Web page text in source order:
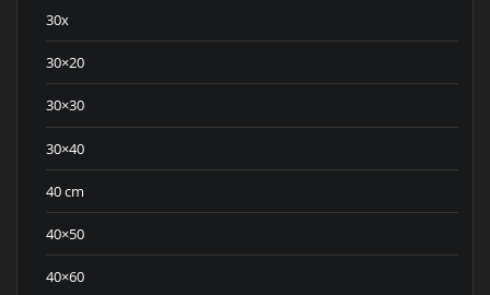
30x
30×20
30×30
30×40
40 cm
40×50
40×60